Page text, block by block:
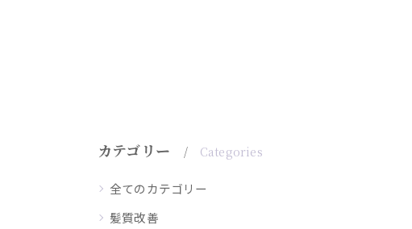
カテゴリー Categories
全てのカテゴリー
髪質改善